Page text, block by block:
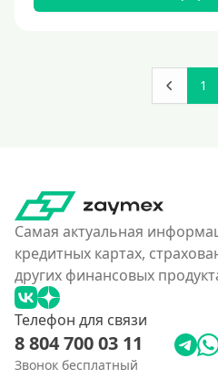
180000 руб
4500000 руб
500000 руб
550000 руб
600 тысяч
650000 руб
700000 руб
750000 руб
1
Самая актуальная
кредитных картах,
других финансовых
Телефон для связи
8 804 700 03 11
Звонок бесплатный